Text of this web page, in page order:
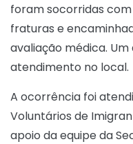
foram socorridas
fraturas e
avaliação médica.
atendimento no local.
A ocorrência foi
Voluntários de
apoio da equipe da